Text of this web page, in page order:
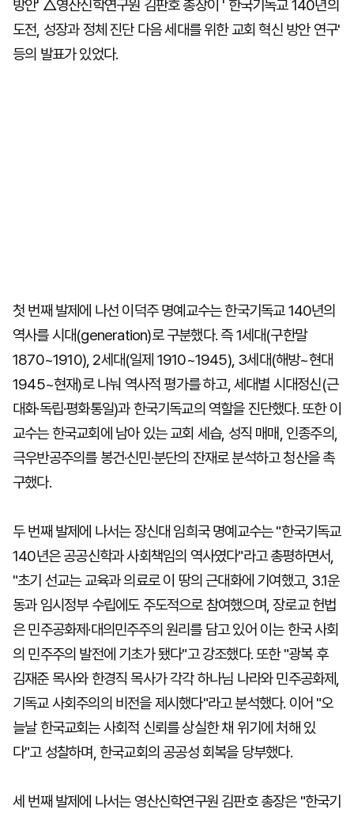
방안' △영산신학연구원 김판호 총장이 ' 한국기독교 140년의
도전, 성장과 정체 진단 다음 세대를 위한 교회 혁신 방안 연구'
등의 발표가 있었다.
첫 번째 발제에 나선 이덕주 명예교수는 한국기독교 140년의
역사를 시대(generation)로 구분했다. 즉 1세대(구한말
1870~1910), 2세대(일제 1910~1945), 3세대(해방~현대
1945~현재)로 나눠 역사적 평가를 하고, 세대별 시대정신(근
대화·독립·평화통일)과 한국기독교의 역할을 진단했다. 또한 이
교수는 한국교회에 남아 있는 교회 세습, 성직 매매, 인종주의,
극우반공주의를 봉건·신민·분단의 잔재로 분석하고 청산을 촉
구했다.
두 번째 발제에 나서는 장신대 임희국 명예교수는 "한국기독교
140년은 공공신학과 사회책임의 역사였다"라고 총평하면서,
"초기 선교는 교육과 의료로 이 땅의 근대화에 기여했고, 3.1운
동과 임시정부 수립에도 주도적으로 참여했으며, 장로교 헌법
은 민주공화제·대의민주주의 원리를 담고 있어 이는 한국 사회
의 민주주의 발전에 기초가 됐다"고 강조했다. 또한 "광복 후
김재준 목사와 한경직 목사가 각각 하나님 나라와 민주공화제,
기독교 사회주의의 비전을 제시했다"라고 분석했다. 이어 "오
늘날 한국교회는 사회적 신뢰를 상실한 채 위기에 처해 있
다"고 성찰하며, 한국교회의 공공성 회복을 당부했다.
세 번째 발제에 나서는 영산신학연구원 김판호 총장은 "한국기